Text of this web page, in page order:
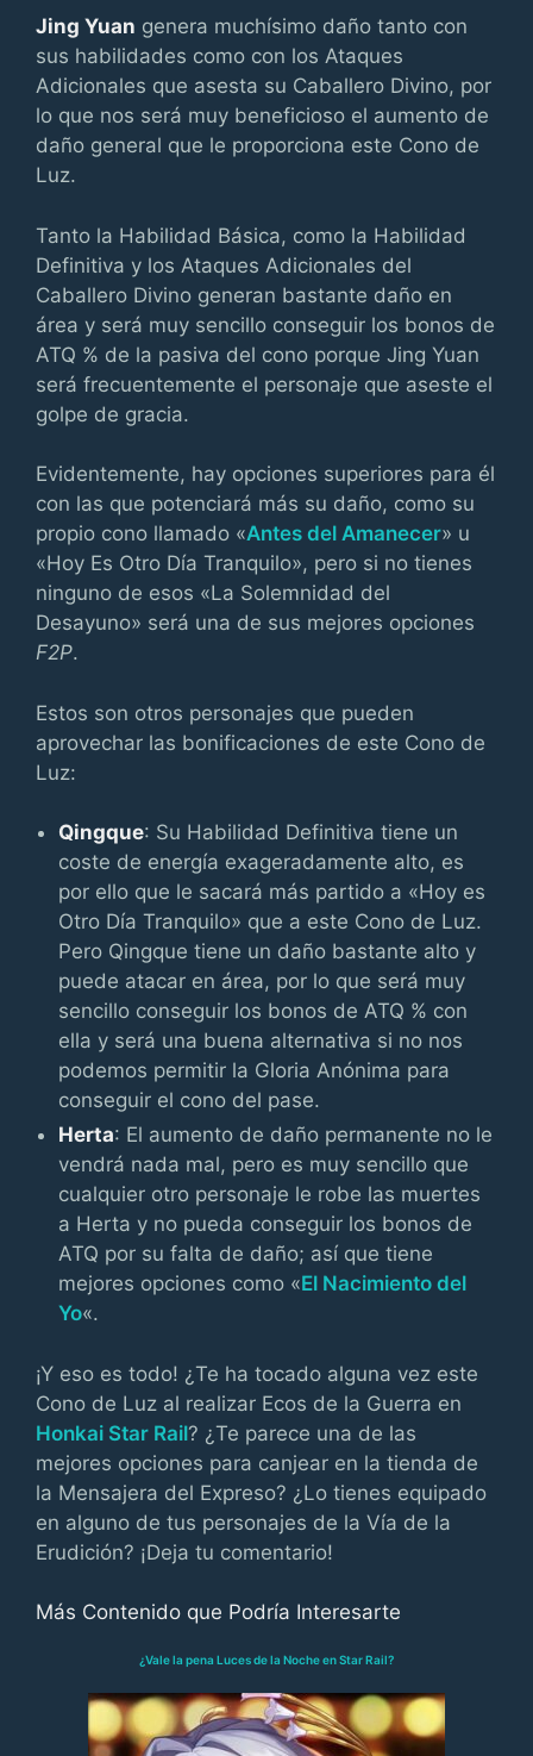
Jing Yuan genera muchísimo daño tanto con
sus habilidades como con los Ataques
Adicionales que asesta su Caballero Divino, por
lo que nos será muy beneficioso el aumento de
daño general que le proporciona este Cono de
Luz.
Tanto la Habilidad Básica, como la Habilidad
Definitiva y los Ataques Adicionales del
Caballero Divino generan bastante daño en
área y será muy sencillo conseguir los bonos de
ATQ % de la pasiva del cono porque Jing Yuan
será frecuentemente el personaje que aseste el
golpe de gracia.
Evidentemente, hay opciones superiores para él
con las que potenciará más su daño, como su
propio cono llamado «Antes del Amanecer» u
«Hoy Es Otro Día Tranquilo», pero si no tienes
ninguno de esos «La Solemnidad del
Desayuno» será una de sus mejores opciones
F2P.
Estos son otros personajes que pueden
aprovechar las bonificaciones de este Cono de
Luz:
Qingque: Su Habilidad Definitiva tiene un
coste de energía exageradamente alto, es
por ello que le sacará más partido a «Hoy es
Otro Día Tranquilo» que a este Cono de Luz.
Pero Qingque tiene un daño bastante alto y
puede atacar en área, por lo que será muy
sencillo conseguir los bonos de ATQ % con
ella y será una buena alternativa si no nos
podemos permitir la Gloria Anónima para
conseguir el cono del pase.
Herta: El aumento de daño permanente no le
vendrá nada mal, pero es muy sencillo que
cualquier otro personaje le robe las muertes
a Herta y no pueda conseguir los bonos de
ATQ por su falta de daño; así que tiene
mejores opciones como «El Nacimiento del
Yo«.
¡Y eso es todo! ¿Te ha tocado alguna vez este
Cono de Luz al realizar Ecos de la Guerra en
Honkai Star Rail? ¿Te parece una de las
mejores opciones para canjear en la tienda de
la Mensajera del Expreso? ¿Lo tienes equipado
en alguno de tus personajes de la Vía de la
Erudición? ¡Deja tu comentario!
Más Contenido que Podría Interesarte
¿Vale la pena Luces de la Noche en Star Rail?